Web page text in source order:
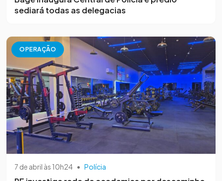
sediará todas as delegacias
OPERAÇÃO
7 de abril às 10h24 • Polícia